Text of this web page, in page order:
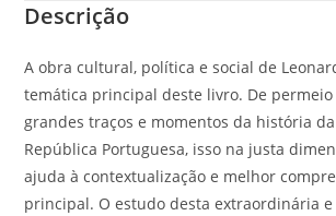
Descrição
A obra cultural, política e social de
temática principal deste livro. De
grandes traços e momentos da história
República Portuguesa, isso na justa
ajuda à contextualização e melhor
principal. O estudo desta extraordinária